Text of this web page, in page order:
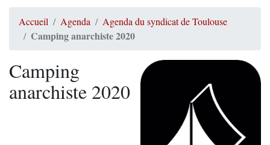
Accueil Agenda Agenda du syndicat de Toulouse
Camping anarchiste 2020
Camping
anarchiste 2020